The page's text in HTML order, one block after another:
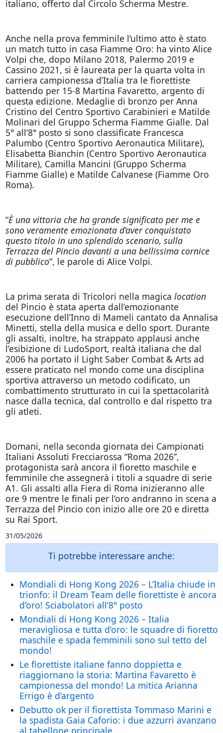
italiano, offerto dal Circolo Scherma Mestre.
Anche nella prova femminile l’ultimo atto è stato
un match tutto in casa Fiamme Oro: ha vinto Alice
Volpi che, dopo Milano 2018, Palermo 2019 e
Cassino 2021, si è laureata per la quarta volta in
carriera campionessa d’Italia tra le fiorettiste
battendo per 15-8 Martina Favaretto, argento di
questa edizione. Medaglie di bronzo per Anna
Cristino del Centro Sportivo Carabinieri e Matilde
Molinari del Gruppo Scherma Fiamme Gialle. Dal
5° all’8° posto si sono classificate Francesca
Palumbo (Centro Sportivo Aeronautica Militare),
Elisabetta Bianchin (Centro Sportivo Aeronautica
Militare), Camilla Mancini (Gruppo Scherma
Fiamme Gialle) e Matilde Calvanese (Fiamme Oro
Roma).
“È una vittoria che ha grande significato per me e
sono veramente emozionata d’aver conquistato
questo titolo in uno splendido scenario, sulla
Terrazza del Pincio davanti a una bellissima cornice
di pubblico”, le parole di Alice Volpi.
La prima serata di Tricolori nella magica location
del Pincio è stata aperta dall’emozionante
esecuzione dell’Inno di Mameli cantato da Annalisa
Minetti, stella della musica e dello sport. Durante
gli assalti, inoltre, ha strappato applausi anche
l’esibizione di LudoSport, realtà italiana che dal
2006 ha portato il Light Saber Combat & Arts ad
essere praticato nel mondo come una disciplina
sportiva attraverso un metodo codificato, un
combattimento strutturato in cui la spettacolarità
nasce dalla tecnica, dal controllo e dal rispetto tra
gli atleti.
Domani, nella seconda giornata dei Campionati
Italiani Assoluti Frecciarossa “Roma 2026”,
protagonista sarà ancora il fioretto maschile e
femminile che assegnerà i titoli a squadre di serie
A1. Gli assalti alla Fiera di Roma inizieranno alle
ore 9 mentre le finali per l’oro andranno in scena a
Terrazza del Pincio con inizio alle ore 20 e diretta
su Rai Sport.
31/05/2026
Ti potrebbe interessare anche:
Mondiali di Hong Kong 2026 – L’Italia chiude in
trionfo: il Dream Team delle fiorettiste è ancora
d’oro! Sciabolatori all’8° posto
Mondiali di Hong Kong 2026 – Italia
meravigliosa e tutta d’oro: le squadre di fioretto
maschile e spada femminili sono sul tetto del
mondo!
Le fiorettiste italiane fanno doppietta e
riaggiornano la storia: Martina Favaretto è
campionessa del mondo! La mitica Arianna
Errigo è d’argento
Debutto ok per il fiorettista Tommaso Marini e
la spadista Gaia Caforio: i due azzurri avanzano
al tabellone principale